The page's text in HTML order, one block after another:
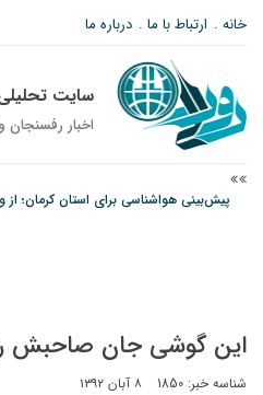
خانه ارتباط با ما درباره ما
سایت
اخبار رفسنجان
پیش‌بینی هواشناسی برای استان کرمان؛ از
این گوشی جان صاحبش
شناسه خبر: 1850 ۸ آبان ۱۳۹۲